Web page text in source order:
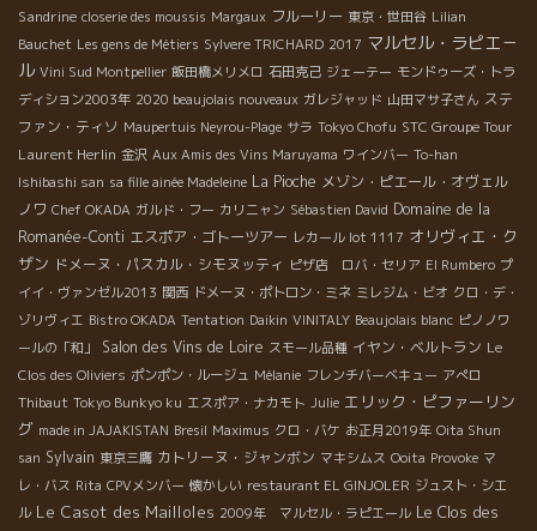
Sandrine closerie des moussis Margaux フルーリー 東京・世田谷 Lilian
Bauchet Les gens de Métiers Sylvere TRICHARD 2017 マルセル・ラピエ－
ル Vini Sud Montpellier 飯田橋メリメロ 石田克己 ジェーテー モンドゥーズ・トラ
ディション2003年 2020 beaujolais nouveaux ガレジャッド 山田マサ子さん ステ
ファン・ティソ Maupertuis Neyrou-Plage サラ Tokyo Chofu STC Groupe Tour
Laurent Herlin 金沢 Aux Amis des Vins Maruyama ワインバー To-han
Ishibashi san sa fille ainée Madeleine La Pioche メゾン・ピエール・オヴェル
ノワ Chef OKADA ガルド・フー カリニャン Sébastien David Domaine de la
Romanée-Conti エスポア・ゴトーツアー レカール lot 1117 オリヴィエ・ク
ザン ドメーヌ・パスカル・シモヌッティ ピザ店 ロバ・セリア El Rumbero プ
イイ・ヴァンゼル2013 関西 ドメーヌ・ポトロン・ミネ ミレジム・ビオ クロ・デ・
ゾリヴィエ Bistro OKADA Tentation Daikin VINITALY Beaujolais blanc ピノノワ
ールの「和」
Salon des Vins de Loire スモール品種 イヤン・ベルトラン Le
Clos des Oliviers ポンポン・ルージュ Mélanie フレンチバーベキュー アぺロ
Thibaut Tokyo Bunkyo ku エスポア・ナカモト Julie エリック・ピファーリン
グ made in JAJAKISTAN Bresil Maximus クロ・バケ お正月2019年 Oita Shun
san Sylvain 東京三鷹 カトリーヌ・ジャンボン マキシムス Ooita Provoke マ
レ・バス Rita CPVメンバー 懐かしい restaurant EL GINJOLER ジュスト・シエ
ル Le Casot des Mailloles 2009年 マルセル・ラピエール Le Clos des